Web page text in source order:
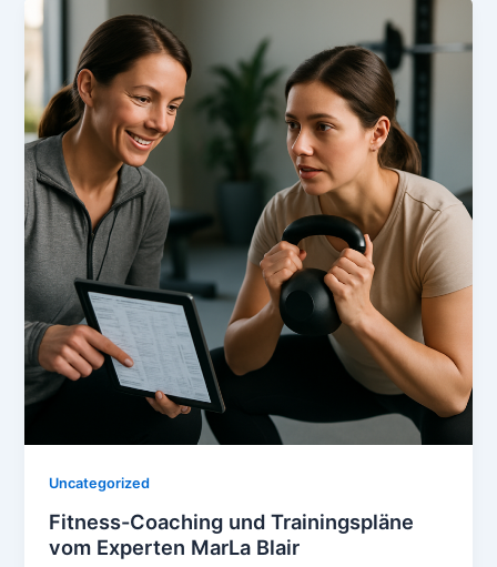
Uncategorized
Fitness-Coaching und Trainingspläne
vom Experten MarLa Blair